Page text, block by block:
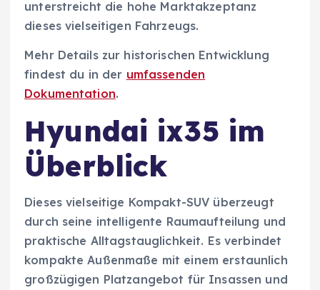
unterstreicht die hohe Marktakzeptanz
dieses vielseitigen Fahrzeugs.
Mehr Details zur historischen Entwicklung
findest du in der umfassenden
Dokumentation.
Hyundai ix35 im
Überblick
Dieses vielseitige Kompakt-SUV überzeugt
durch seine intelligente Raumaufteilung und
praktische Alltagstauglichkeit. Es verbindet
kompakte Außenmaße mit einem erstaunlich
großzügigen Platzangebot für Insassen und